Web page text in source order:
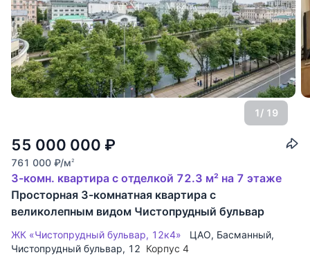
1/ 19
55 000 000 ₽
761 000 ₽/м2
3-комн. квартира с отделкой 72.3 м² на 7 этаже
Просторная 3-комнатная квартира с
великолепным видом Чистопрудный бульвар
ЖК «Чистопрудный бульвар, 12к4» ЦАО, Басманный,
Чистопрудный бульвар, 12 Корпус 4